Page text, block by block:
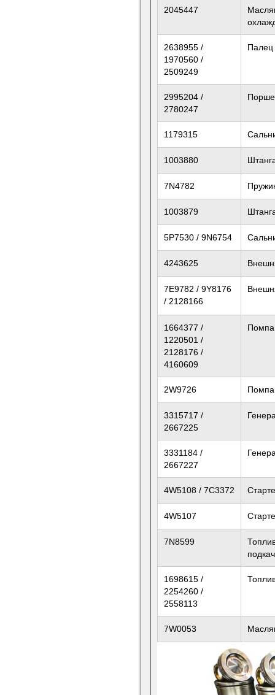
2045447
2638955 /
1970560 /
2509249
2995204 /
2780247
1179315
1003880
7N4782
1003879
5P7530 / 9N6754
4243625
7E9782 / 9Y8176
/ 2128166
1664377 /
1220501 /
2128176 /
4160609
Помпа
2W9726 Помпа
3315717 /
2667225
3331184 /
2667227
4W5108 / 7C3372
4W5107
7N8599
1698615 /
2254260 /
2558113
7W0053